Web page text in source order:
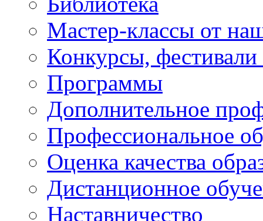
Мастер-классы от
Конкурсы,
Программы
Дополнительное
Профессиональное
Оценка качества
Дистанционное
Наставничество